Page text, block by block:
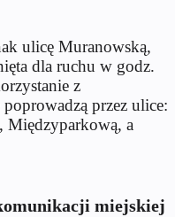
ulicę Muranowską,
dla ruchu w godz.
z
przez ulice:
Międzyparkową, a
miejskiej